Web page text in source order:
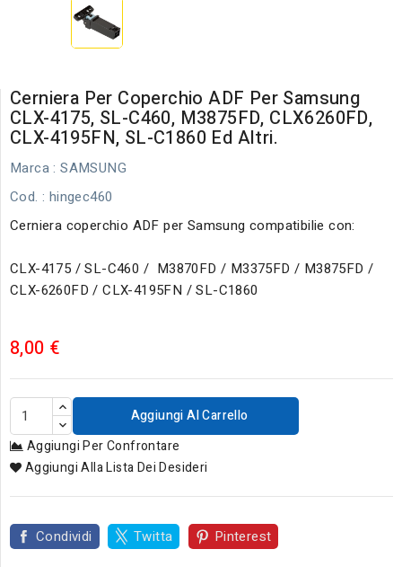
Cerniera Per Coperchio ADF Per Samsung
CLX-4175, SL-C460, M3875FD, CLX6260FD,
CLX-4195FN, SL-C1860 Ed Altri.
Marca : SAMSUNG
Cod. : hingec460
Cerniera coperchio ADF per Samsung compatibilie con:
CLX-4175 / SL-C460 / M3870FD / M3375FD / M3875FD /
CLX-6260FD / CLX-4195FN / SL-C1860
8,00 €
Aggiungi Al Carrello
Aggiungi Per Confrontare
Aggiungi Alla Lista Dei Desideri
Condividi Twitta Pinterest